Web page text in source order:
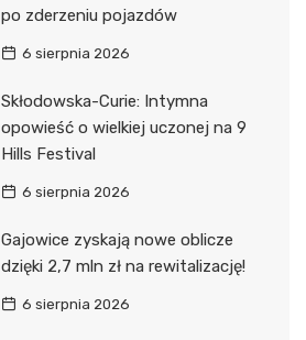
po zderzeniu pojazdów
6 sierpnia 2026
Skłodowska-Curie: Intymna
opowieść o wielkiej uczonej na 9
Hills Festival
6 sierpnia 2026
Gajowice zyskają nowe oblicze
dzięki 2,7 mln zł na rewitalizację!
6 sierpnia 2026